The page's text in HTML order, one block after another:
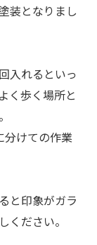
装となりまし
入れるといっ
く歩く場所と
分けての作業
と印象がガラ
ください。